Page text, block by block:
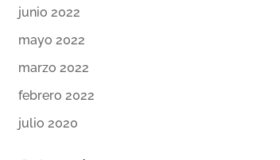
junio 2022
mayo 2022
marzo 2022
febrero 2022
julio 2020